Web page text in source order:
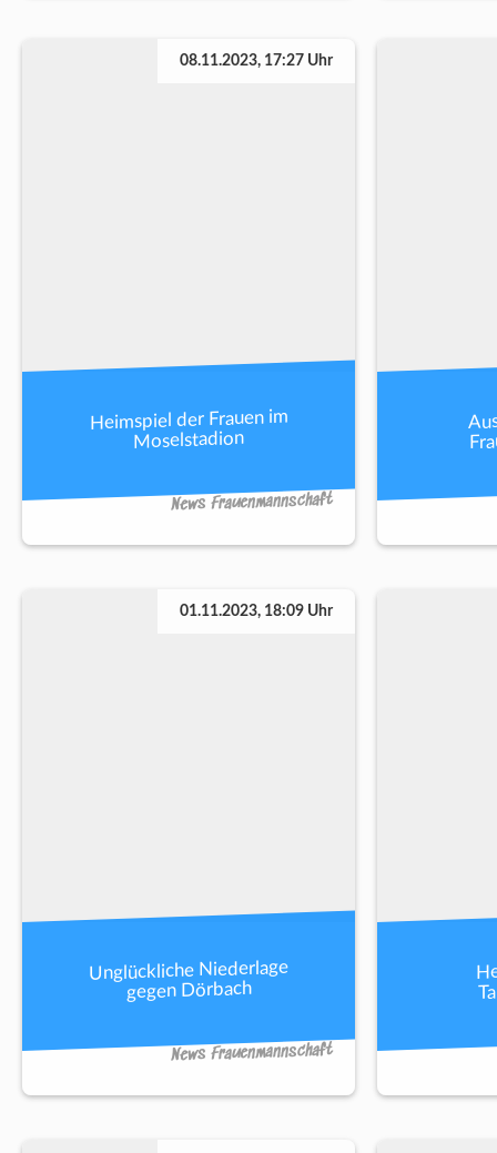
08.11.2023, 17:27 Uhr
Heimspiel der Frauen im
Moselstadion
News Frauenmannschaft
01.11.2023, 18:09 Uhr
Unglückliche Niederlage
gegen Dörbach
News Frauenmannschaft